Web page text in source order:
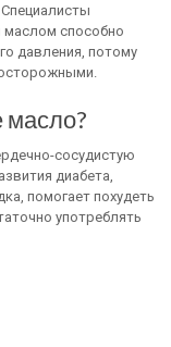
способно
давления, потому
масло?
сосудистую
диабета,
помогает похудеть
употреблять